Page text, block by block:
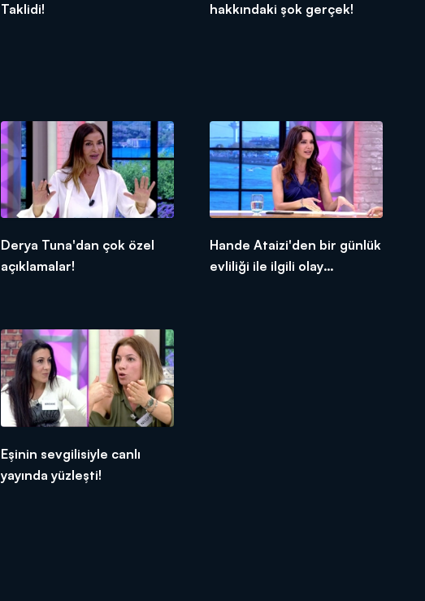
Taklidi!
hakkındaki şok gerçek!
Derya Tuna'dan çok özel
açıklamalar!
Hande Ataizi'den bir günlük
evliliği ile ilgili olay
Eşinin sevgilisiyle canlı
yayında yüzleşti!